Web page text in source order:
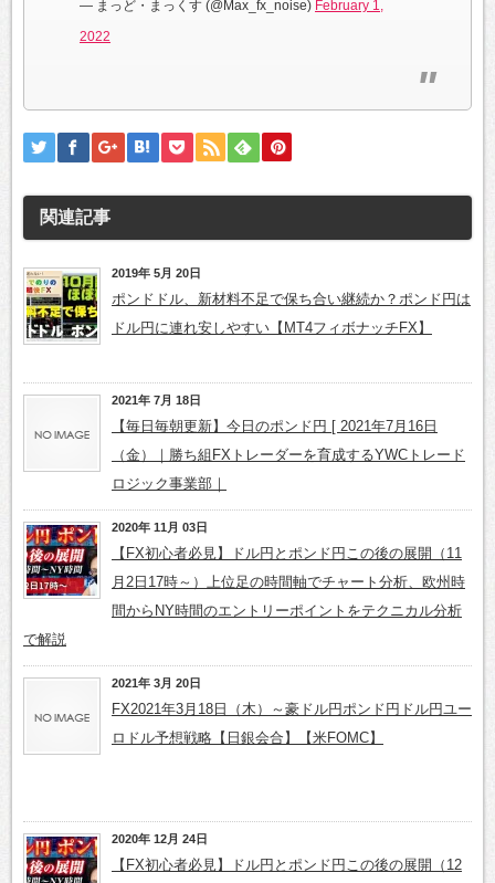
— まっど・まっくす (@Max_fx_noise) February 1,
2022
関連記事
2019年 5月 20日
ポンドドル、新材料不足で保ち合い継続か？ポンド円は
ドル円に連れ安しやすい【MT4フィボナッチFX】
2021年 7月 18日
【毎日毎朝更新】今日のポンド円 [ 2021年7月16日
（金）｜勝ち組FXトレーダーを育成するYWCトレード
ロジック事業部｜
2020年 11月 03日
【FX初心者必見】ドル円とポンド円この後の展開（11
月2日17時～）上位足の時間軸でチャート分析、欧州時
間からNY時間のエントリーポイントをテクニカル分析
で解説
2021年 3月 20日
FX2021年3月18日（木）～豪ドル円ポンド円ドル円ユー
ロドル予想戦略【日銀会合】【米FOMC】
2020年 12月 24日
【FX初心者必見】ドル円とポンド円この後の展開（12